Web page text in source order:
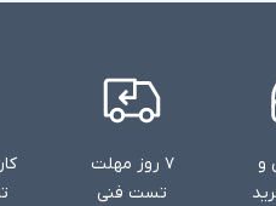
و
۷ روز مهلت
تست فنی